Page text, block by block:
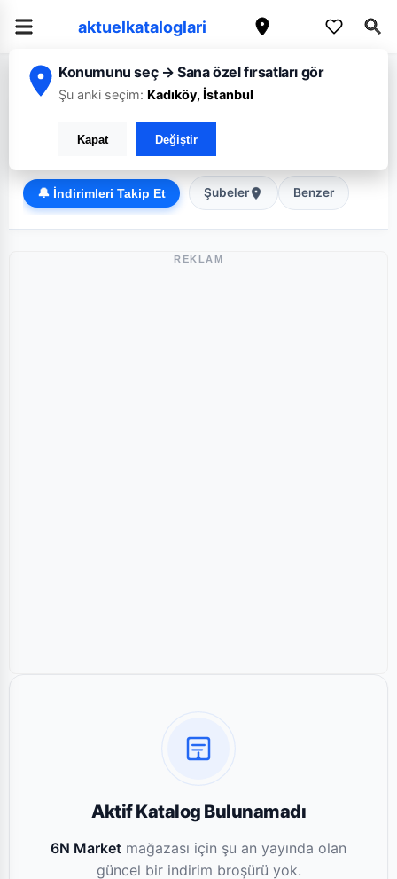
aktuelkataloglari
Konumunu seç → Sana özel fırsatları gör
Şu anki seçim: Kadıköy, İstanbul
Kapat Değiştir
Ana Sayfa/Balıkesir /6N Market
Süper Market
🔔 İndirimleri Takip Et Şubeler Benzer
REKLAM
Aktif Katalog Bulunamadı
6N Market mağazası için şu an yayında olan
güncel bir indirim broşürü yok.